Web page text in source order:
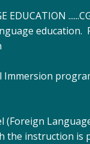
EDUCATION
education.
the instruction is